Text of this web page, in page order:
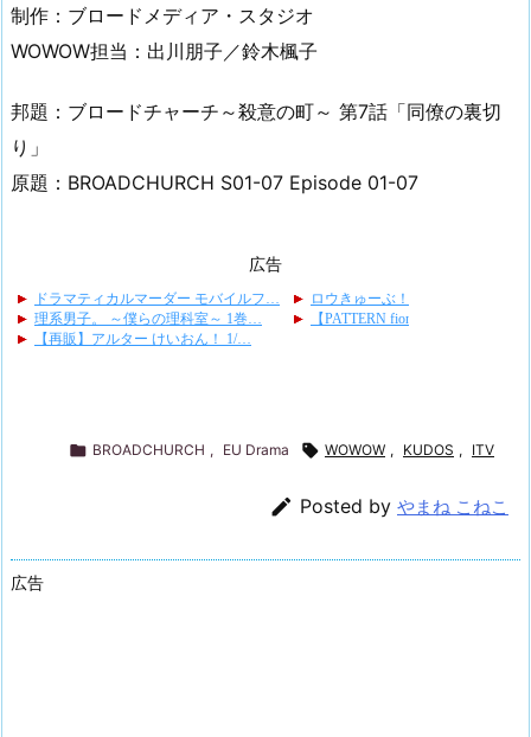
制作：ブロードメディア・スタジオ
WOWOW担当：出川朋子／鈴木楓子
邦題：ブロードチャーチ～殺意の町～ 第7話「同僚の裏切
り」
原題：BROADCHURCH S01-07 Episode 01-07
広告
 BROADCHURCH , EU Drama  WOWOW , KUDOS , ITV
 Posted by やまね こねこ
広告